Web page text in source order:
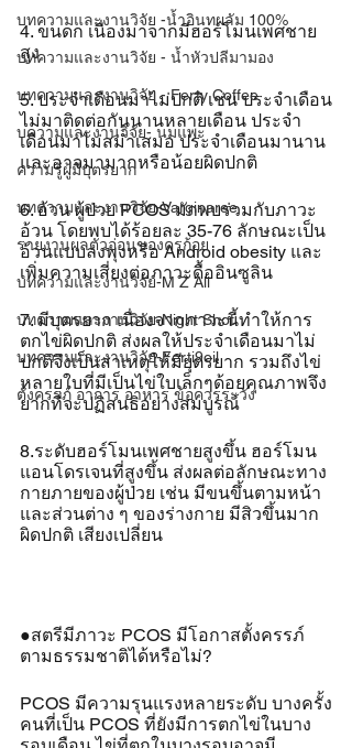
บทความและงานวิจัย -น้ำอินทผลัม 100%
บทความและงานวิจัย - น้ำหัวปลีมามอง
บทความและงานวิจัย - Ferty Coffee
บความและงานวิจัย- นมแพะ
ความรู้ผู้มีบุตรยาก
บทความและงานวิจัย-Varginaree
รายงานผลตัวอ่อนของครูก้อย
บทความและงานวิจัย-M Z All
บทความและงานวิจัย-Night Shot
บทความและงานวิจัย-Ferti9oil
ตั้งครรภ์ อาการ อาหาร ข้อควรระวัง
4. ขนดก เนื่องมาจากมีฮอร์โมนเพศชาย
สูง
5. ประจำเดือนมาไม่ปกติ เช่น ประจำเดือน
ไม่มาติดต่อกันนานหลายเดือน ประจำ
เดือนมาไม่สม่ำเสมอ ประจำเดือนมานาน
และอาจมามากหรือน้อยผิดปกติ
6. อ้วน ผู้ป่วย PCOS มักพบร่วมกับภาวะ
อ้วน โดยพบได้ร้อยละ 35-76 ลักษณะเป็น
อ้วนแบบลงพุงหรือ Android obesity และ
เพิ่มความเสี่ยงต่อภาวะดื้ออินซูลิน
7. มีบุตรยาก เนื่องจากภาวะนี้ทำให้การ
ตกไข่ผิดปกติ ส่งผลให้ประจำเดือนมาไม่
ปกติจึงเป็นสาเหตุให้มียุตรยาก รวมถึงไข่
หลายใบที่มีเป็นไข่ใบเล็กๆด้อยคุณภาพจึง
ยากที่จะปฏิสนธิอย่างสมบูรณ์
8.ระดับฮอร์โมนเพศชายสูงขึ้น ฮอร์โมน
แอนโดรเจนที่สูงขึ้น ส่งผลต่อลักษณะทาง
กายภายของผู้ป่วย เช่น มีขนขึ้นตามหน้า
และส่วนต่าง ๆ ของร่างกาย มีสิวขึ้นมาก
ผิดปกติ เสียงเปลี่ยน
●สตรีมีภาวะ PCOS มีโอกาสตั้งครรภ์
ตามธรรมชาติได้หรือไม่?
PCOS มีความรุนแรงหลายระดับ บางครั้ง
คนที่เป็น PCOS ที่ยังมีการตกไข่ในบาง